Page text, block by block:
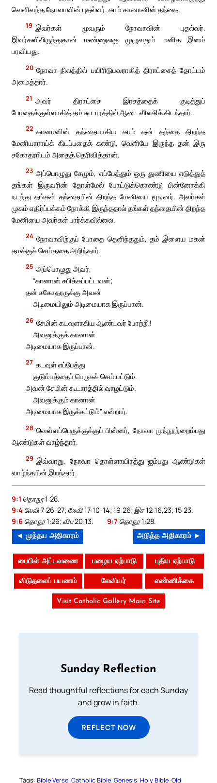
வெளிவந்த நோவாவின் புதல்வர். காம் கானானின் தந்தை.
19 இவர்கள் மூவரும் நோவாவின் புதல்வர்.
இவர்களிலிருந்துதான் மண்ணுலகு முழுவதும் மனித இனம்
பரவியது.
20 நோவா நிலத்தில் பயிரிடுபவராகித் திராட்சைத் தோட்டம்
அமைத்தார்.
21 அவர் திராட்சை இரசத்தைக் குடித்துப்
போதைக்குள்ளாகித் தம் கூடாரத்தில் ஆடை விலகிக் கிடந்தார்.
22 கானானின் தந்தையாகிய காம் தன் தந்தை திறந்த
மேனியாராய்க் கிடப்பதைக் கண்டு, வெளியே இருந்த தன் இரு
சகோதரரிடம் அதைத் தெரிவித்தான்.
23 அப்பொழுது சேமும், எப்பேத்தும் ஒரு துணியை எடுத்துத்
தங்கள் இருவரின் தோள்மேல் போட்டுக்கொண்டு பின்னோக்கி
நடந்து தங்கள் தந்தையின் திறந்த மேனியை மூடினர். அவர்கள்
முகம் எதிர்ப்பக்கம் நோக்கி இருந்ததால் தங்கள் தந்தையின் திறந்த
மேனியை அவர்கள் பார்க்கவில்லை.
24 நோவாவிற்குப் போதை தெளிந்ததும், தம் இளைய மகன்
தமக்குச் செய்ததை அறிந்தார்.
25 அப்பொழுது அவர்,
“கானான் சபிக்கப்பட்டவன்;
தன் சகோதரருக்கு அவன்
அடிமையிலும் அடிமையாக இருப்பான்.
26 சேமின் கடவுளாகிய ஆண்டவர் போற்றி!
அவனுக்குக் கானான்
அடிமையாக இருப்பான்.
27 கடவுள் எப்பேத்து
குடும்பத்தைப் பெருகச் செய்யட்டும்.
அவன் சேமின் கூடாரத்தில் வாழட்டும்.
அவனுக்கும் கானான்
அடிமையாக இருக்கட்டும்” என்றார்.
28 வெள்ளப்பெருக்குக்குப் பின்னர், நோவா முந்நூற்றைம்பது
ஆண்டுகள் வாழ்ந்தார்.
29 இவ்வாறு, நோவா தொள்ளாயிரத்து ஐம்பது ஆண்டுகள்
வாழ்ந்தபின் இறந்தார்.
9:1 தொநூ 1:28.
9:4 லேவி 7:26-27; லேவி 17:10-14; 19:26; இச 12:16,23; 15:23.
9:6 தொநூ 1:26; விப 20:13. 9:7 தொநூ 1:28.
◄ முந்தய அதிகாரம் அடுத்த அதிகாரம் ►
பைபிள் அட்டவணை பழைய ஏற்பாடு புதிய ஏற்பாடு
விடுதலைப் பயணம் லேவியர் எண்ணிக்கை
Visit Catholic Gallery Main Site
Sunday Reflection
Read thoughtful reflections for each Sunday
and grow in faith.
REFLECT NOW
Tags: Bible Verse Catholic Bible Genesis Holy Bible Old